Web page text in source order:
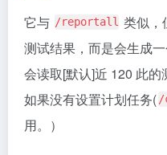
它与 /reportall 类似，
测试结果，而是会生成
会读取[默认]近 120 此的
如果没有设置计划任务(/
用。）